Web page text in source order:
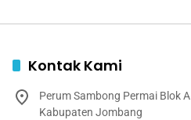
Kontak Kami
Perum Sambong Permai Blok
Kabupaten Jombang